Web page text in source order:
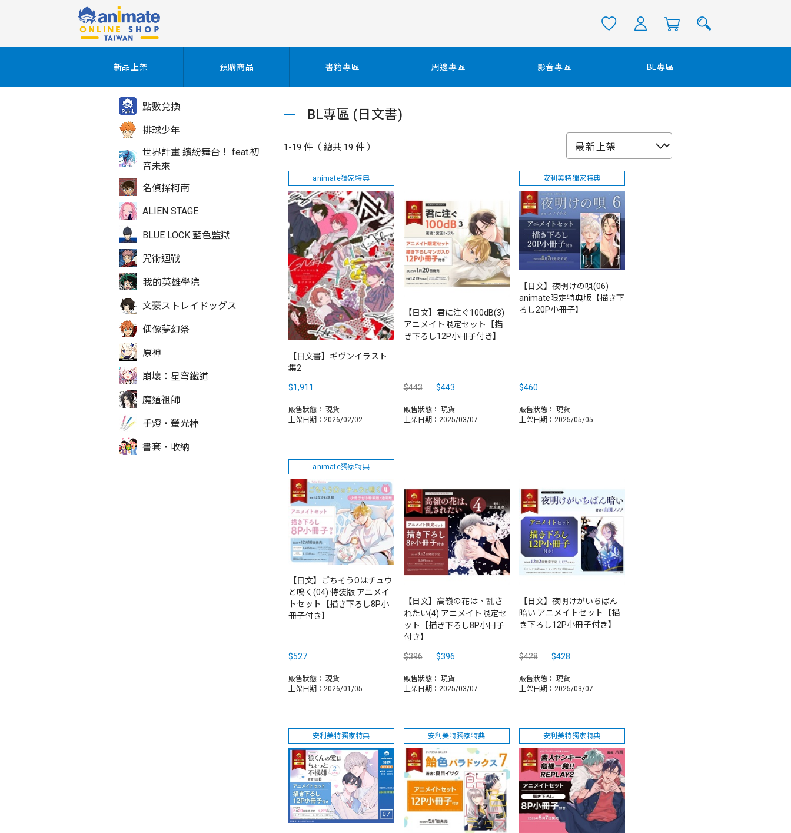
點數兌換
排球少年
世界計畫 繽紛舞台！ feat.初
音未來
名偵探柯南
ALIEN STAGE
BLUE LOCK 藍色監獄
咒術迴戰
我的英雄學院
文豪ストレイドッグス
偶像夢幻祭
原神
崩壞：星穹鐵道
魔道祖師
手燈‧螢光棒
書套‧收納
新品上架 預購商品 書籍專區 周邊專區 影音專區 BL專區
BL專區 (日文書)
1-19 件（ 總共 19 件 ）
animate獨家特典
【日文書】ギヴンイラスト
集2
$1,911
販售狀態： 現貨
上架日期：2026/02/02
【日文】君に注ぐ100dB(3)
アニメイト限定セット【描
き下ろし12P小冊子付き】
$443 $443
販售狀態： 現貨
上架日期：2025/03/07
安利美特獨家特典
【日文】夜明けの唄(06)
animate限定特典版【描き下
ろし20P小冊子】
$460
販售狀態： 現貨
上架日期：2025/05/05
animate獨家特典
【日文】ごちそうΩはチュウ
と鳴く(04) 特装版 アニメイ
トセット【描き下ろし8P小
冊子付き】
$527
販售狀態： 現貨
上架日期：2026/01/05
【日文】高嶺の花は、乱さ
れたい(4) アニメイト限定セ
ット【描き下ろし8P小冊子
付き】
$396 $396
販售狀態： 現貨
上架日期：2025/03/07
【日文】夜明けがいちばん
暗い アニメイトセット【描
き下ろし12P小冊子付き】
$428 $428
販售狀態： 現貨
上架日期：2025/03/07
安利美特獨家特典 安利美特獨家特典 安利美特獨家特典